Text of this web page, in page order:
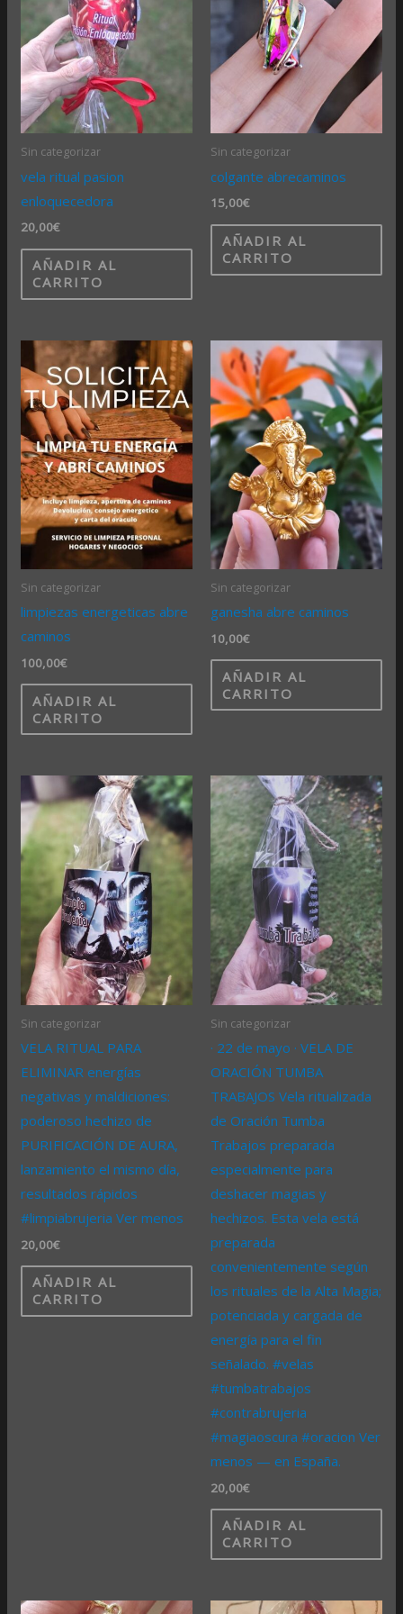
Sin categorizar
vela ritual pasion
enloquecedora
20,00€
AÑADIR AL
CARRITO
Sin categorizar
colgante abrecaminos
15,00€
AÑADIR AL
CARRITO
Sin categorizar
limpiezas energeticas abre
caminos
100,00€
AÑADIR AL
CARRITO
Sin categorizar
ganesha abre caminos
10,00€
AÑADIR AL
CARRITO
Sin categorizar
VELA RITUAL PARA
ELIMINAR energías
negativas y maldiciones:
poderoso hechizo de
PURIFICACIÓN DE AURA,
lanzamiento el mismo día,
resultados rápidos
#limpiabrujeria Ver menos
20,00€
AÑADIR AL
CARRITO
Sin categorizar
· 22 de mayo · VELA DE
ORACIÓN TUMBA
TRABAJOS Vela ritualizada
de Oración Tumba
Trabajos preparada
especialmente para
deshacer magias y
hechizos. Esta vela está
preparada
convenientemente según
los rituales de la Alta Magia;
potenciada y cargada de
energía para el fin
señalado. #velas
#tumbatrabajos
#contrabrujeria
#magiaoscura #oracion Ver
menos — en España.
20,00€
AÑADIR AL
CARRITO